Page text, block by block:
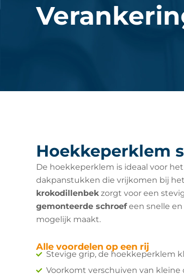
Hoekkeperklem
De hoekkeperklem is ideaal voor
dakpanstukken die vrijkomen bij
krokodillenbekzorgt voor een
gemonteerde schroefeen snelle
mogelijk maakt.
Alle voordelen op een rij
Stevige grip, de hoekkeperklem
Voorkomt verschuiven van